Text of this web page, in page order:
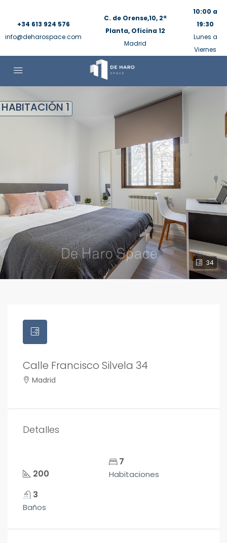
+34 613 924 576
info@deharospace.com
C. de Orense,10, 2ª
Planta, Oficina 12
Madrid
10:00 a
19:30
Lunes a
Viernes
34
HABITACIÓN 1
Calle Francisco Silvela 34
Madrid
Detalles
200
7
Habitaciones
3
Baños